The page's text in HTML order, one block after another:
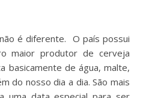
é diferente. O país possui
maior produtor de cerveja
basicamente de água, malte,
do nosso dia a dia. São mais